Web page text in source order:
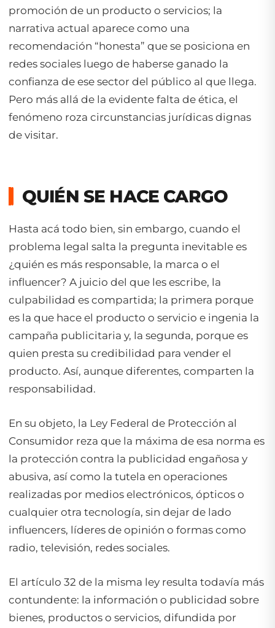
promoción de un producto o servicios; la
narrativa actual aparece como una
recomendación “honesta” que se posiciona en
redes sociales luego de haberse ganado la
confianza de ese sector del público al que llega.
Pero más allá de la evidente falta de ética, el
fenómeno roza circunstancias jurídicas dignas
de visitar.
QUIÉN SE HACE CARGO
Hasta acá todo bien, sin embargo, cuando el
problema legal salta la pregunta inevitable es
¿quién es más responsable, la marca o el
influencer? A juicio del que les escribe, la
culpabilidad es compartida; la primera porque
es la que hace el producto o servicio e ingenia la
campaña publicitaria y, la segunda, porque es
quien presta su credibilidad para vender el
producto. Así, aunque diferentes, comparten la
responsabilidad.
En su objeto, la Ley Federal de Protección al
Consumidor reza que la máxima de esa norma es
la protección contra la publicidad engañosa y
abusiva, así como la tutela en operaciones
realizadas por medios electrónicos, ópticos o
cualquier otra tecnología, sin dejar de lado
influencers, líderes de opinión o formas como
radio, televisión, redes sociales.
El artículo 32 de la misma ley resulta todavía más
contundente: la información o publicidad sobre
bienes, productos o servicios, difundida por